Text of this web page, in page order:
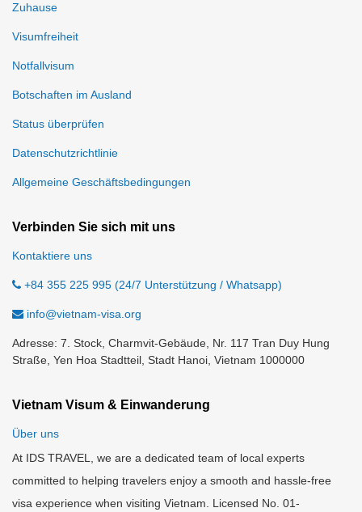
Zuhause
Visumfreiheit
Notfallvisum
Botschaften im Ausland
Status überprüfen
Datenschutzrichtlinie
Allgemeine Geschäftsbedingungen
Verbinden Sie sich mit uns
Kontaktiere uns
+84 355 225 995 (24/7 Unterstützung / Whatsapp)
info@vietnam-visa.org
Adresse: 7. Stock, Charmvit-Gebäude, Nr. 117 Tran Duy Hung
Straße, Yen Hoa Stadtteil, Stadt Hanoi, Vietnam 1000000
Vietnam Visum & Einwanderung
Über uns
At IDS TRAVEL, we are a dedicated team of local experts
committed to helping travelers enjoy a smooth and hassle-free
visa experience when visiting Vietnam. Licensed No. 01-